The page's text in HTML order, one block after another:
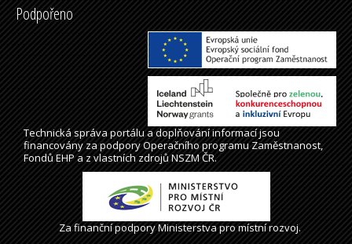
Podpořeno
Technická správaportálua doplňování informací jsou
financovány za podpory Operačního programu Zaměstnanost,
Fondů EHP a z vlastních zdrojů NSZM ČR.
Za finanční podpory Ministerstva pro místní rozvoj.